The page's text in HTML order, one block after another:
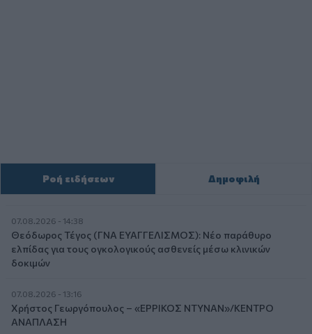
Ροή ειδήσεων Δημοφιλή
07.08.2026 - 14:38
Θεόδωρος Τέγος (ΓΝΑ ΕΥΑΓΓΕΛΙΣΜΟΣ): Νέο παράθυρο
ελπίδας για τους ογκολογικούς ασθενείς μέσω κλινικών
δοκιμών
07.08.2026 - 13:16
Χρήστος Γεωργόπουλος – «ΕΡΡΙΚΟΣ ΝΤΥΝΑΝ»/ΚΕΝΤΡΟ
ΑΝΑΠΛΑΣΗ